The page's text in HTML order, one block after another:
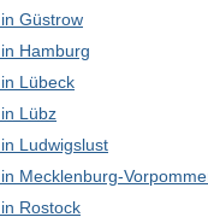
Güstrow
Hamburg
Lübeck
Lübz
Ludwigslust
Mecklenburg-
Rostock